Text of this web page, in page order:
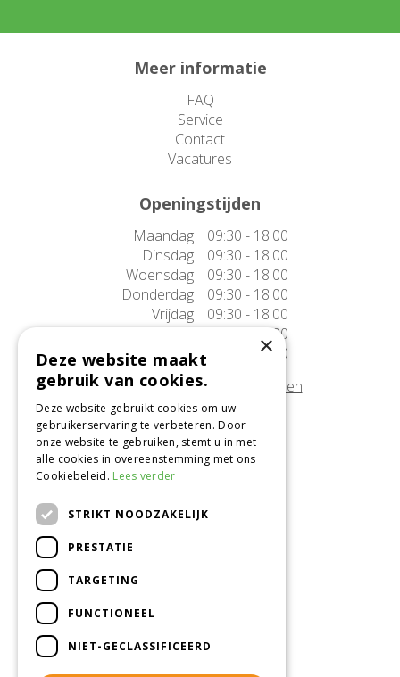
Meer informatie
FAQ
Service
Contact
Vacatures
Openingstijden
Maandag
09:30 - 18:00
Dinsdag
09:30 - 18:00
Woensdag
09:30 - 18:00
Donderdag
09:30 - 18:00
Vrijdag
09:30 - 18:00
Zaterdag
09:30 - 17:00
Zondag
10:00 - 17:00
Afwijkende openingstijden tonen
Onze locatie
Tuincentrum Alméérplant
Jac. P. Thijsseweg 4
pinterest
×
Deze website maakt
gebruik van cookies.
Deze website gebruikt cookies om uw
gebruikerservaring te verbeteren. Door
onze website te gebruiken, stemt u in met
alle cookies in overeenstemming met ons
Cookiebeleid. Lees verder
STRIKT NOODZAKELIJK
PRESTATIE
TARGETING
FUNCTIONEEL
NIET-GECLASSIFICEERD